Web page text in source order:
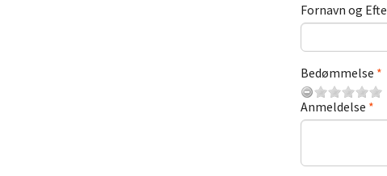
Fornavn og
Bedømmelse
Anmeldelse